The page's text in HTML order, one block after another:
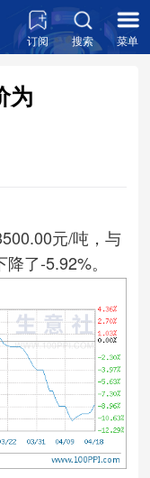
订阅 搜索 菜单
为
元/吨，与
了-5.92%。